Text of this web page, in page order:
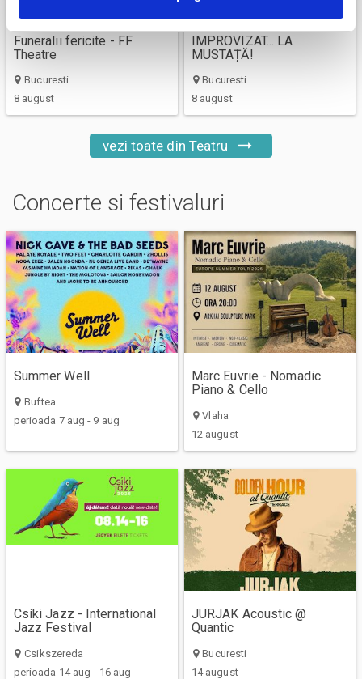
Funeralii fericite - FF
Theatre
Bucuresti
8 august
IMPROVIZAT... LA
MUSTAȚĂ!
Bucuresti
8 august
vezi toate din Teatru
Concerte si festivaluri
Summer Well
Buftea
perioada 7 aug - 9 aug
Marc Euvrie - Nomadic
Piano & Cello
Vlaha
12 august
Csíki Jazz - International
Jazz Festival
Csikszereda
perioada 14 aug - 16 aug
JURJAK Acoustic @
Quantic
Bucuresti
14 august